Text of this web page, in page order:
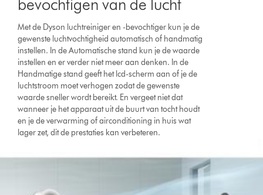
bevochtigen van de lucht
Met de Dyson luchtreiniger en -bevochtiger kun je de
gewenste luchtvochtigheid automatisch of handmatig
instellen. In de Automatische stand kun je de waarde
instellen en er verder niet meer aan denken. In de
Handmatige stand geeft het lcd-scherm aan of je de
luchtstroom moet verhogen zodat de gewenste
waarde sneller wordt bereikt. En vergeet niet dat
wanneer je het apparaat uit de buurt van tocht houdt
en je de verwarming of airconditioning in huis wat
lager zet, dit de prestaties kan verbeteren.